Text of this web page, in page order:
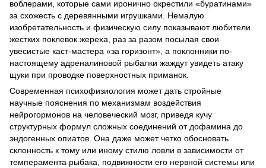
воблерами, которые сами иронично окрестили «буратинами»
за схожесть с деревянными игрушками. Немалую
изобретательность и физическую силу показывают любители
жестких поклевок жереха, раз за разом посылая свои
увесистые каст-мастера «за горизонт», а поклонники по-
настоящему адреналиновой рыбалки жаждут увидеть атаку
щуки при проводке поверхностных приманок.
Современная психофизиология может дать стройные
научные пояснения по механизмам воздействия
нейрогормонов на человеческий мозг, приведя кучу
структурных формул сложных соединений от дофамина до
эндогенных опиатов. Она даже может четко обосновать
склонность к тому или иному стилю ловли в зависимости от
темперамента рыбака, подвижности его нервной системы или